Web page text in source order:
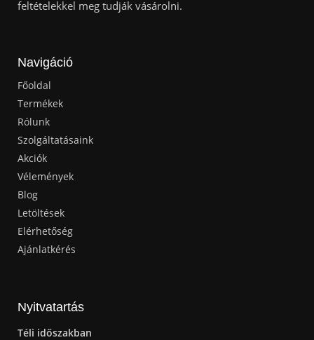
feltételekkel meg tudják vásárolni.
Navigáció
Főoldal
Termékek
Rólunk
Szolgáltatásaink
Akciók
Vélemények
Blog
Letöltések
Elérhetőség
Ajánlatkérés
Nyitvatartás
Téli időszakban